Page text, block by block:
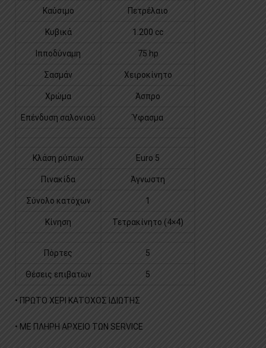
Καύσιμο Πετρέλαιο
Κυβικά 1.200 cc
Ιπποδύναμη 75 hp
Σασμάν Χειροκίνητο
Χρώμα Άσπρο
Επένδυση σαλονιού Ύφασμα
Κλάση ρύπων Euro 5
Πινακίδα Άγνωστη
Σύνολο κατόχων 1
Κίνηση Τετρακίνητο (4×4)
Πόρτες 5
Θέσεις επιβατών 5
• ΠΡΩΤΟ ΧΕΡΙ ΚΑΤΟΧΟΣ ΙΔΙΩΤΗΣ
• ΜΕ ΠΛΗΡΗ ΑΡΧΕΙΟ ΤΩΝ SERVICE